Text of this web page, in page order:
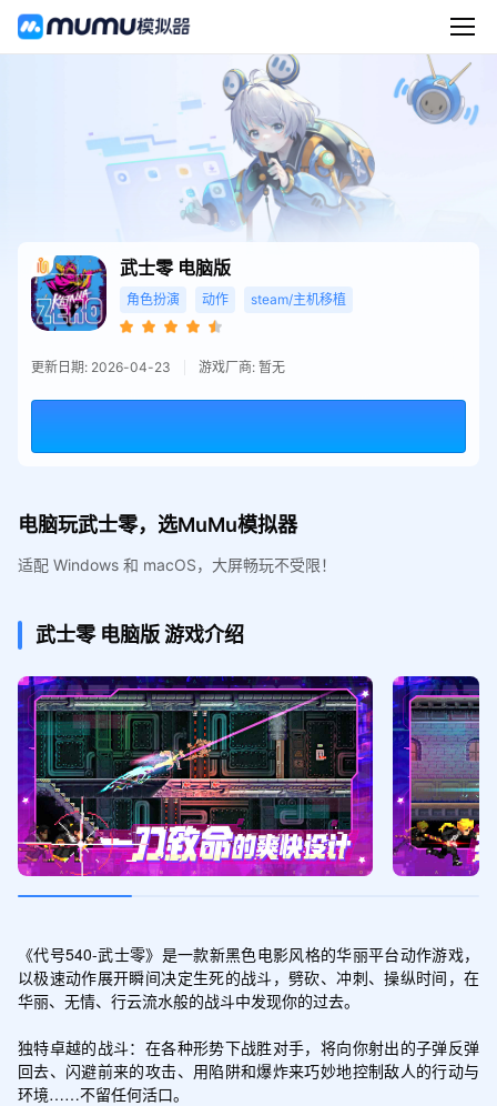
武士零 电脑版
角色扮演 动作 steam/主机移植
更新日期: 2026-04-23 游戏厂商: 暂无
电脑玩武士零，选MuMu模拟器
适配 Windows 和 macOS，大屏畅玩不受限！
武士零 电脑版游戏介绍
《代号540-武士零》是一款新黑色电影风格的华丽平台动作游戏，
以极速动作展开瞬间决定生死的战斗，劈砍、冲刺、操纵时间，在
华丽、无情、行云流水般的战斗中发现你的过去。
独特卓越的战斗：在各种形势下战胜对手，将向你射出的子弹反弹
回去、闪避前来的攻击、用陷阱和爆炸来巧妙地控制敌人的行动与
环境……不留任何活口。